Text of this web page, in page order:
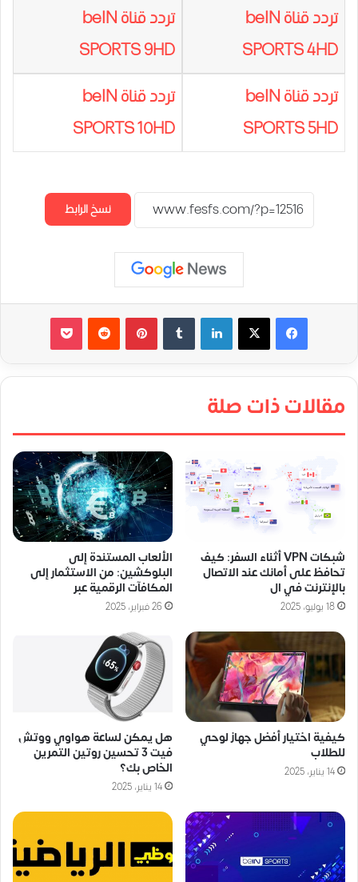
تردد قناة beIN
SPORTS 4HD
تردد قناة beIN
SPORTS 9HD
تردد قناة beIN
SPORTS 5HD
تردد قناة beIN
SPORTS 10HD
نسخ الرابط
لينكدإن بينتيريست
مقالات ذات صلة
شبكات VPN أثناء السفر: كيف
تحافظ على أمانك عند الاتصال
بالإنترنت في ال
18 يوليو، 2025
الألعاب المستندة إلى
البلوكشين: من الاستثمار إلى
المكافآت الرقمية عبر
26 فبراير، 2025
كيفية اختيار أفضل جهاز لوحي
للطلاب
14 يناير، 2025
هل يمكن لساعة هواوي ووتش
فيت 3 تحسين روتين التمرين
الخاص بك؟
14 يناير، 2025